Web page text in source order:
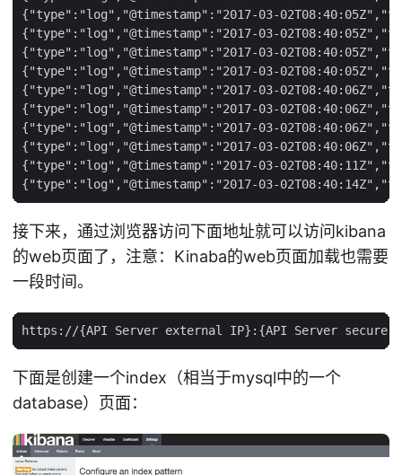
{"type":"log","@timestamp":"2017-03-
{"type":"log","@timestamp":"2017-03-
{"type":"log","@timestamp":"2017-03-
{"type":"log","@timestamp":"2017-03-
{"type":"log","@timestamp":"2017-03-
{"type":"log","@timestamp":"2017-03-
{"type":"log","@timestamp":"2017-03-
{"type":"log","@timestamp":"2017-03-
{"type":"log","@timestamp":"2017-03-
接下来，通过浏览器访问下面地址就可以访问kibana
的web页面了，注意：Kinaba的web页面加载也需要
一段时间。
下面是创建一个index（相当于mysql中的一个
database）页面：